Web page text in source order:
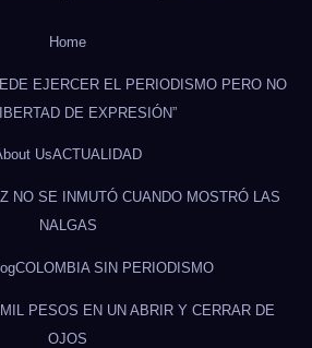
Home
EJERCER EL PERIODISMO PERO NO
DE EXPRESIÓN”
UsACTUALIDAD
NO SE INMUTÓ CUANDO MOSTRÓ LAS
NALGAS
COLOMBIA SIN PERIODISMO
PESOS EN UN ABRIR Y CERRAR DE
OJOS